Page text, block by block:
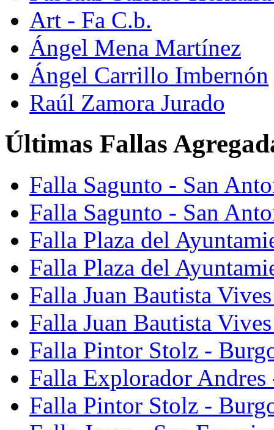
Art - Fa C.b.
Ángel Mena Martínez
Ángel Carrillo Imbernón
Raúl Zamora Jurado
Últimas Fallas
Falla Sagunto - San
Falla Sagunto - San
Falla Plaza del
Falla Plaza del
Falla Juan Bautista
Falla Juan Bautista
Falla Pintor Stolz -
Falla Explorador Andres
Falla Pintor Stolz -